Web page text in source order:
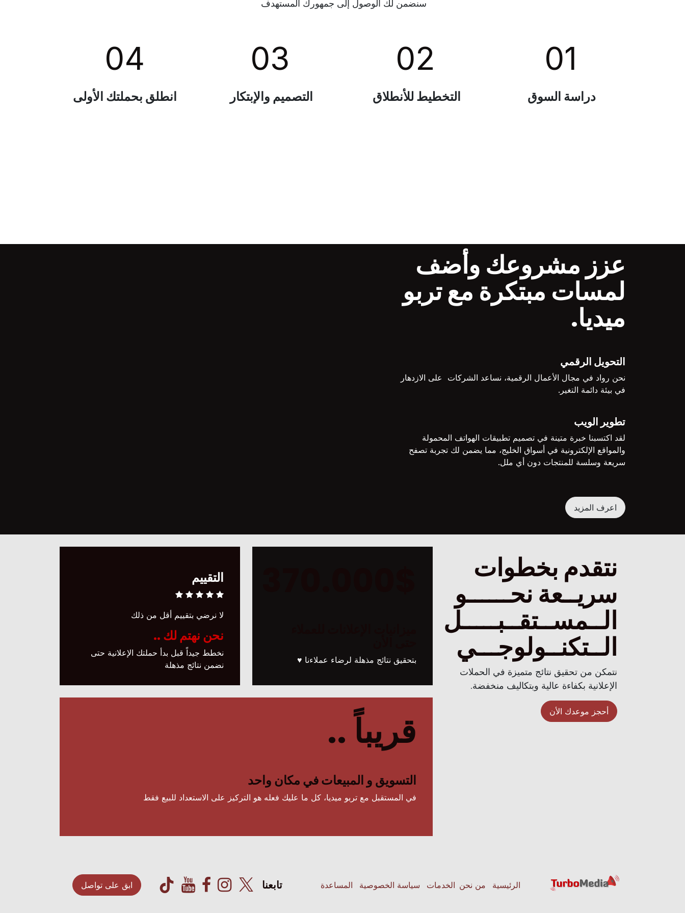
سنضمن لك الوصول إلى جمهورك المستهدف
01
دراسة السوق
02
التخطيط للأنطلاق
03
التصميم والإبتكار
04
انطلق بحملتك الأولى
عزز مشروعك وأضف
لمسات مبتكرة مع تربو
ميديا.
التحويل الرقمي
نحن رواد في مجال الأعمال الرقمية، نساعد الشركات على الازدهار
في بيئة دائمة التغير.
تطوير الويب
لقد اكتسبنا خبرة متينة في تصميم تطبيقات الهواتف المحمولة
والمواقع الإلكترونية في أسواق الخليج، مما يضمن لك تجربة تصفح
سريعة وسلسة للمنتجات دون أي ملل.
اعرف المزيد
نتقدم بخطوات
سريــعة نحــــــو
الــمســتقــبـــــل
الــتكنــولوجـــي
نتمكن من تحقيق نتائج متميزة في الحملات
الإعلانية بكفاءة عالية وبتكاليف منخفضة.
أحجز موعدك الأن
بتحقيق نتائج مذهلة لرضاء عملاءنا ♥
التقييم
لا نرضي بتقييم أقل من ذلك
نحن نهتم لك ..
نخطط جيداً قبل بدأ حملتك الإعلانية حتى
نضمن نتائج مذهلة
قريباً ..
التسويق و المبيعات في مكان واحد
في المستقبل مع تربو ميديا، كل ما عليك فعله هو التركيز على الاستعداد للبيع فقط
الرئيسية من نحن الخدمات سياسة الخصوصية المساعدة تابعنا ابق على تواصل